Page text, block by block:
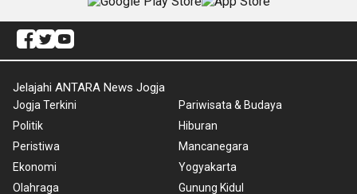
Jelajahi ANTARA News Jogja
Jogja Terkini
Politik
Peristiwa
Ekonomi
Olahraga
Pariwisata & Budaya
Hiburan
Mancanegara
Yogyakarta
Gunung Kidul